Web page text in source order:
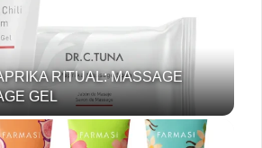
RITUAL: MASSAGE
GEL